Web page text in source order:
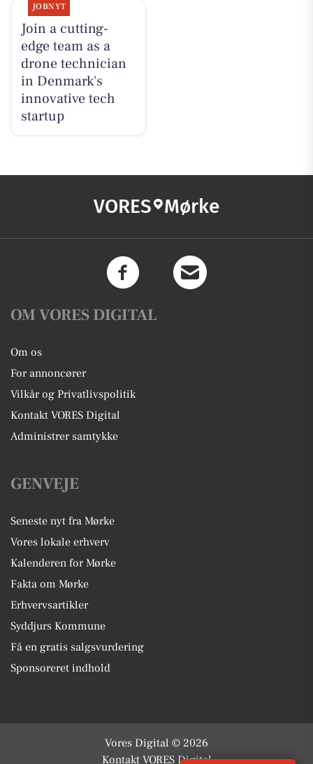
JOBNYT
Join a cutting-
edge team as a
drone technician
in Denmark's
innovative tech
startup
VORES Mørke
OM VORES DIGITAL
Om os
For annoncører
Vilkår og Privatlivspolitik
Kontakt VORES Digital
Administrer samtykke
GENVEJE
Seneste nyt fra Mørke
Vores lokale erhverv
Kalenderen for Mørke
Fakta om Mørke
Erhvervsartikler
Syddjurs Kommune
Få en gratis salgsvurdering
Sponsoreret indhold
Vores Digital © 2026
Kontakt VORES Digital